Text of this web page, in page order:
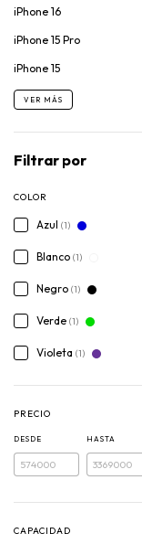
iPhone 16
iPhone 15 Pro
iPhone 15
VER MÁS
Filtrar por
COLOR
Azul (1)
Blanco (1)
Negro (1)
Verde (1)
Violeta (1)
PRECIO
DESDE HASTA
CAPACIDAD